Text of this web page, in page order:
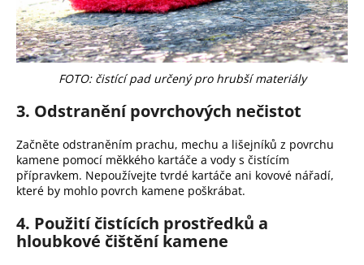
FOTO: čistící pad určený pro hrubší materiály
3. Odstranění povrchových nečistot
Začněte odstraněním prachu, mechu a lišejníků z povrchu
kamene pomocí měkkého kartáče a vody s čistícím
přípravkem. Nepoužívejte tvrdé kartáče ani kovové nářadí,
které by mohlo povrch kamene poškrábat.
4. Použití čistících prostředků a
hloubkové čištění kamene